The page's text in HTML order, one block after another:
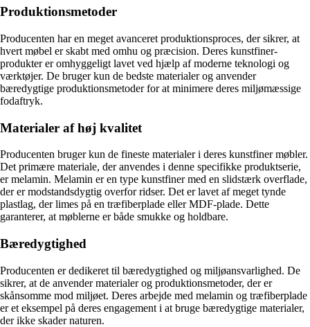
Produktionsmetoder
Producenten har en meget avanceret produktionsproces, der sikrer, at
hvert møbel er skabt med omhu og præcision. Deres kunstfiner-
produkter er omhyggeligt lavet ved hjælp af moderne teknologi og
værktøjer. De bruger kun de bedste materialer og anvender
bæredygtige produktionsmetoder for at minimere deres miljømæssige
fodaftryk.
Materialer af høj kvalitet
Producenten bruger kun de fineste materialer i deres kunstfiner møbler.
Det primære materiale, der anvendes i denne specifikke produktserie,
er melamin. Melamin er en type kunstfiner med en slidstærk overflade,
der er modstandsdygtig overfor ridser. Det er lavet af meget tynde
plastlag, der limes på en træfiberplade eller MDF-plade. Dette
garanterer, at møblerne er både smukke og holdbare.
Bæredygtighed
Producenten er dedikeret til bæredygtighed og miljøansvarlighed. De
sikrer, at de anvender materialer og produktionsmetoder, der er
skånsomme mod miljøet. Deres arbejde med melamin og træfiberplade
er et eksempel på deres engagement i at bruge bæredygtige materialer,
der ikke skader naturen.